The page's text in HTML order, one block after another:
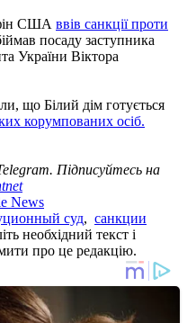
США ввів санкції проти
посаду заступника
України Віктора
що Білий дім готується
корумпованих осіб.
Підписуйтесь на
News
суд, санкции
необхідний текст і
про це редакцію.